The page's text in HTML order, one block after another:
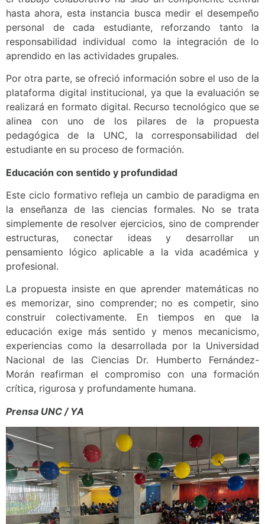
hasta ahora, esta instancia busca medir el desempeño
personal de cada estudiante, reforzando tanto la
responsabilidad individual como la integración de lo
aprendido en las actividades grupales.
Por otra parte, se ofreció información sobre el uso de la
plataforma digital institucional, ya que la evaluación se
realizará en formato digital. Recurso tecnológico que se
alinea con uno de los pilares de la propuesta
pedagógica de la UNC, la corresponsabilidad del
estudiante en su proceso de formación.
Educación con sentido y profundidad
Este ciclo formativo refleja un cambio de paradigma en
la enseñanza de las ciencias formales. No se trata
simplemente de resolver ejercicios, sino de comprender
estructuras, conectar ideas y desarrollar un
pensamiento lógico aplicable a la vida académica y
profesional.
La propuesta insiste en que aprender matemáticas no
es memorizar, sino comprender; no es competir, sino
construir colectivamente. En tiempos en que la
educación exige más sentido y menos mecanicismo,
experiencias como la desarrollada por la Universidad
Nacional de las Ciencias Dr. Humberto Fernández-
Morán reafirman el compromiso con una formación
crítica, rigurosa y profundamente humana.
Prensa UNC / YA